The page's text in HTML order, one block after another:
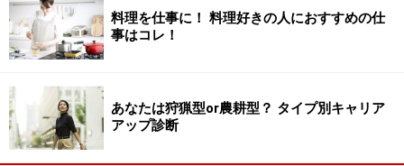
料理を仕事に！ 料理好きの人におすすめの仕
事はコレ！
あなたは狩猟型or農耕型？ タイプ別キャリア
アップ診断